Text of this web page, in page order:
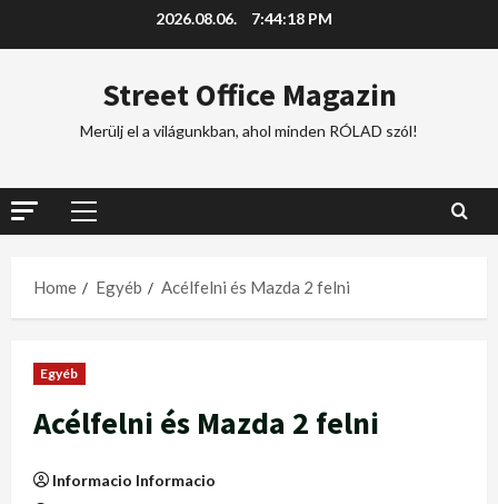
2026.08.06. 7:44:19 PM
Street Office Magazin
Merülj el a világunkban, ahol minden RÓLAD szól!
Home Egyéb Acélfelni és Mazda 2 felni
Egyéb
Acélfelni és Mazda 2 felni
Informacio Informacio